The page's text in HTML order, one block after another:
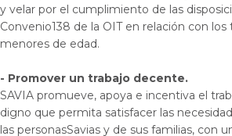
y velar por el cumplimiento de las
Convenio138 de la OIT en relación con los
menores de edad.
- Promover un trabajo decente.
SAVIA promueve, apoya e incentiva el
digno que permita satisfacer las
las personasSavias y de sus familias, con